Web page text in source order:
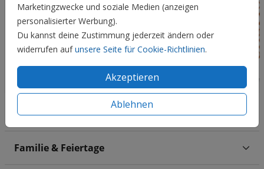
Marketingzwecke und soziale Medien (anzeigen
personalisierter Werbung).
Du kannst deine Zustimmung jederzeit ändern oder
widerrufen aufunsere Seite für Cookie-Richtlinien.
Akzeptieren
Ablehnen
Hochzeit
Familie & Feiertage